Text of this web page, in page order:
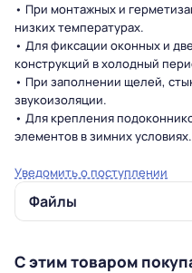
• При монтажных и
низких температурах.
• Для фиксации оконных и
конструкций в холодный
• При заполнении щелей,
звукоизоляции.
• Для крепления
элементов в зимних условиях.
Уведомить о поступлении
Файлы
С этим товаром